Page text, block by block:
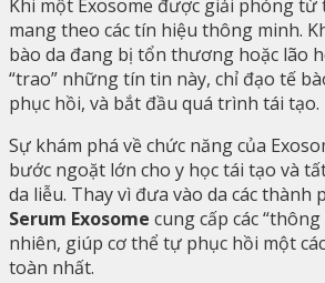
Khi một Exosome được giải phóng từ
mang theo các tín hiệu thông minh.
bào da đang bị tổn thương hoặc lão
“trao” những tín tin này, chỉ đạo tế
phục hồi, và bắt đầu quá trình tái tạo.
Sự khám phá về chức năng của
bước ngoặt lớn cho y học tái tạo và
da liễu. Thay vì đưa vào da các thành
Serum Exosome cung cấp các
nhiên, giúp cơ thể tự phục hồi một
toàn nhất.